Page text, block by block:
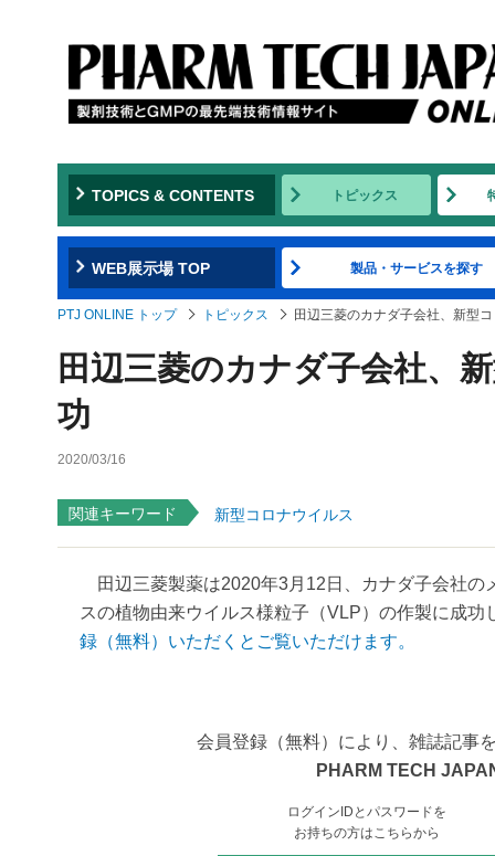
TOPICS & CONTENTS トピックス
WEB展示場 TOP 製品・サービスを探す
PTJ ONLINE トップ トピックス 田辺三菱のカナダ子会社、新型
田辺三菱のカナダ子会社、
功
2020/03/16
関連キーワード 新型コロナウイルス
田辺三菱製薬は2020年3月12日、カナダ子会社の
スの植物由来ウイルス様粒子（VLP）の作製に成
録（無料）いただくとご覧いただけます。
会員登録（無料）により、雑誌記事
PHARM TECH
ログインIDとパスワードを
お持ちの方はこちらから